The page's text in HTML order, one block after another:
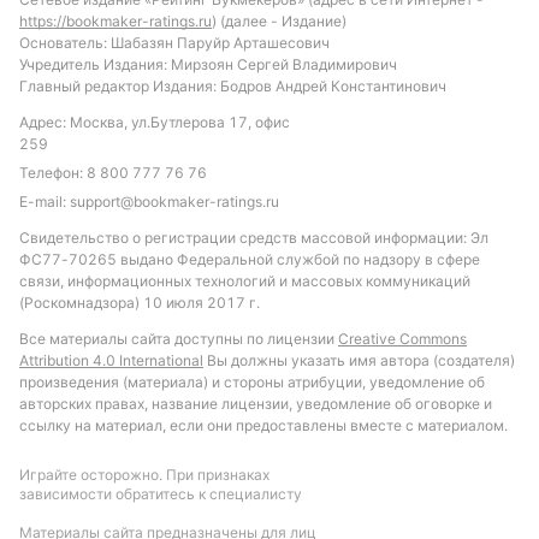
«Расинг Монтевидео» дают коэффициент 3,15,
«Пеньяроля» — 2,29, ничья идёт по 3,00.
Обновлено:
Автор
Михаил Кузнецов
Подписаться
https://bookmaker-ratings.ru) (далее - Издание)
Основатель: Шабазян Паруйр Арташесович
Учредитель Издания: Мирзоян Сергей Владимирович
Главный редактор Издания: Бодров Андрей Константинович
Адрес: Москва, ул.Бутлерова 17, офис
259
Телефон: 8 800 777 76 76
E-mail: support@bookmaker-ratings.ru
Свидетельство о регистрации средств массовой информации: Эл
ФС77-70265 выдано Федеральной службой по надзору в сфере
связи, информационных технологий и массовых коммуникаций
(Роскомнадзора) 10 июля 2017 г.
Все материалы сайта доступны по лицензии Creative Commons
Attribution 4.0 International Вы должны указать имя автора (создателя)
произведения (материала) и стороны атрибуции, уведомление об
авторских правах, название лицензии, уведомление об оговорке и
ссылку на материал, если они предоставлены вместе с материалом.
Играйте осторожно. При признаках
зависимости обратитесь к специалисту
Материалы сайта предназначены для лиц